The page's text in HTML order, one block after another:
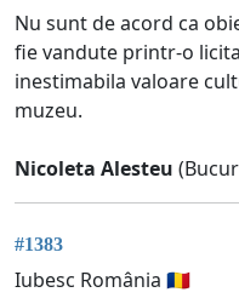
Nu sunt de acord ca
fie vandute printr-o
inestimabila valoare
muzeu.
Nicoleta Alesteu
#1383
Iubesc România 🇷🇴